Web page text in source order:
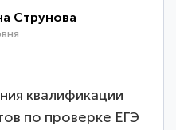
Струнова
квалификации
по проверке ЕГЭ